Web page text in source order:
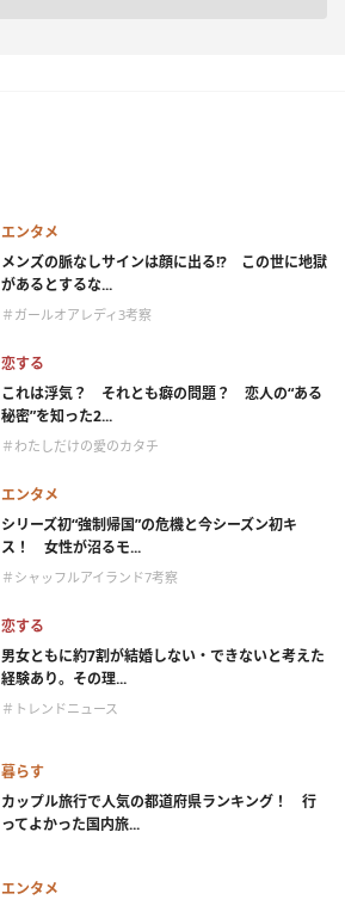
エンタメ
メンズの脈なしサインは顔に出る!? この世に地獄
があるとするな...
＃ガールオアレディ3考察
恋する
これは浮気？ それとも癖の問題？ 恋人の“ある
秘密”を知った2...
＃わたしだけの愛のカタチ
エンタメ
シリーズ初“強制帰国”の危機と今シーズン初キ
ス！ 女性が沼るモ...
＃シャッフルアイランド7考察
恋する
男女ともに約7割が結婚しない・できないと考えた
経験あり。その理...
＃トレンドニュース
暮らす
カップル旅行で人気の都道府県ランキング！ 行
ってよかった国内旅...
エンタメ